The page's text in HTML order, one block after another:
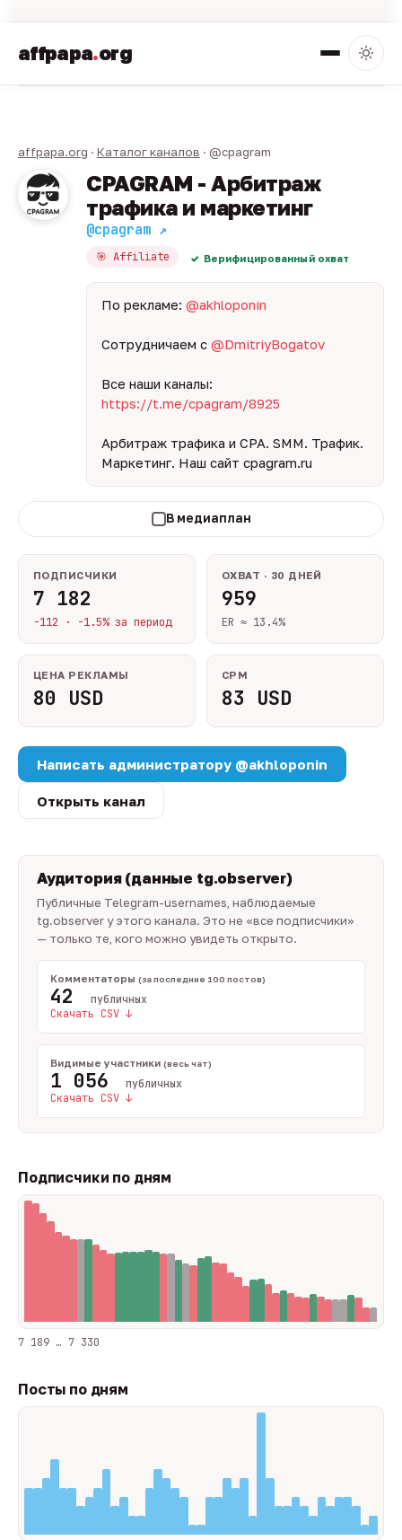
affpapa.org
affpapa.org · Каталог каналов · @cpagram
CPAGRAM - Арбитраж
трафика и маркетинг
@cpagram ↗
🎯 Affiliate Верифицированный охват
По рекламе: @akhloponin
Сотрудничаем с @DmitriyBogatov
Все наши каналы:
https://t.me/cpagram/8925
Арбитраж трафика и CPA. SMM. Трафик.
Маркетинг. Наш сайт cpagram.ru
В медиаплан
ПОДПИСЧИКИ
7 182
-112 · -1.5% за период
ОХВАТ · 30 ДНЕЙ
959
ER ≈ 13.4%
ЦЕНА РЕКЛАМЫ
80 USD
CPM
83 USD
Написать администратору @akhloponin
Открыть канал
Аудитория (данные tg.observer)
Публичные Telegram-usernames, наблюдаемые
tg.observer у этого канала. Это не «все подписчики»
— только те, кого можно увидеть открыто.
Комментаторы(за последние 100 постов)
42 публичных
Скачать CSV ↓
Видимые участники(весь чат)
1 056 публичных
Скачать CSV ↓
Подписчики по дням
7 189 … 7 330
Посты по дням